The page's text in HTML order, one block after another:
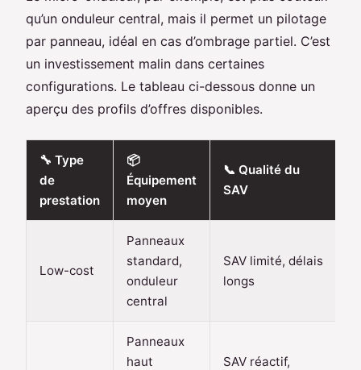
qu’un onduleur central, mais il permet un pilotage
par panneau, idéal en cas d’ombrage partiel. C’est
un investissement malin dans certaines
configurations. Le tableau ci-dessous donne un
aperçu des profils d’offres disponibles.
🔧 Type
de
prestation
📦
Équipement
moyen
📞 Qualité du
SAV
Low-cost
Panneaux
standard,
onduleur
central
SAV limité, délais
longs
Panneaux
haut
SAV réactif,